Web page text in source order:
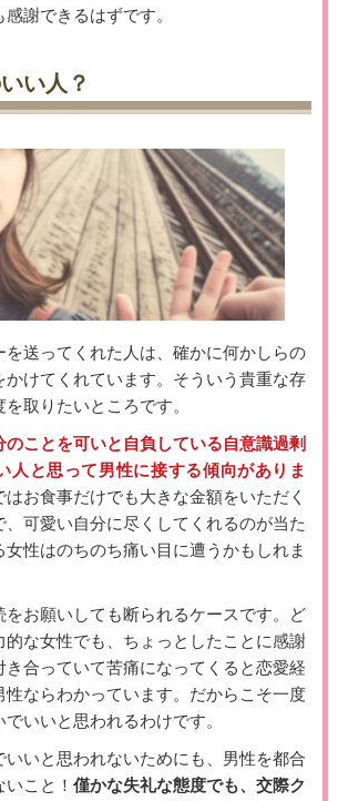
謝できるはずです。
い人？
を送ってくれた人は、確かに何かしらの
かけてくれています。そういう貴重な存
取りたいところです。
のことを可いと自負している自意識過剰
人と思って男性に接する傾向がありま
はお食事だけでも大きな金額をいただく
、可愛い自分に尽くしてくれるのが当た
女性はのちのち痛い目に遭うかもしれま
をお願いしても断られるケースです。ど
的な女性でも、ちょっとしたことに感謝
き合っていて苦痛になってくると恋愛経
性ならわかっています。だからこそ一度
いいと思われるわけです。
いいと思われないためにも、男性を都合
こと！ 僅かな失礼な態度でも、交際ク